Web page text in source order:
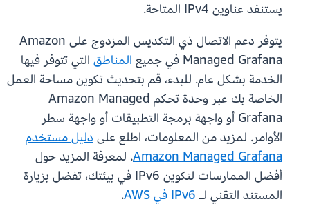
يستنفد عناوين IPv4 المتاحة.
يتوفر دعم الاتصال ذي التكديس المزدوج على Amazon
Managed Grafana في جميع
المناطق التي تتوفر فيها
الخدمة بشكل عام. للبدء، قم بتحديث تكوين مساحة العمل
الخاصة بك عبر وحدة تحكم Amazon Managed
Grafana أو واجهة برمجة التطبيقات أو واجهة سطر
الأوامر. لمزيد من المعلومات، اطلع علىدليل مستخدم
Amazon Managed Grafana. لمعرفة المزيد حول
أفضل الممارسات لتكوين IPv6 في بيئتك، تفضل بزيارة
المستند التقني لـIPv6 في AWS .